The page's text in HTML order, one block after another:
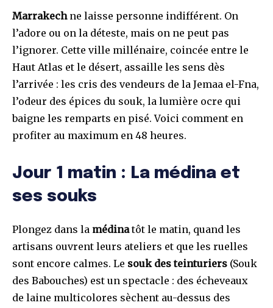
Marrakechne laisse personne indifférent. On
l’adore ou on la déteste, mais on ne peut pas
l’ignorer. Cette ville millénaire, coincée entre le
Haut Atlas et le désert, assaille les sens dès
l’arrivée : les cris des vendeurs de la Jemaa el-Fna,
l’odeur des épices du souk, la lumière ocre qui
baigne les remparts en pisé. Voici comment en
profiter au maximum en 48 heures.
Jour 1 matin : La médina et
ses souks
Plongez dans la médinatôt le matin, quand les
artisans ouvrent leurs ateliers et que les ruelles
sont encore calmes. Le souk des teinturiers (Souk
des Babouches) est un spectacle : des écheveaux
de laine multicolores sèchent au-dessus des